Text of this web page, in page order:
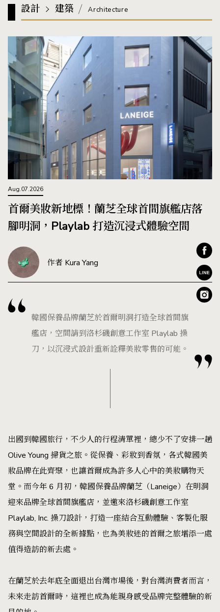
設計 建築 Architecture
Aug.07.2026
首爾美妝新地標！蘭芝全球首間旗艦店落
腳明洞，Playlab 打造沉浸式體驗空間
作者 Kura Yang
韓國保養品牌蘭芝於首爾明洞打造全球首間旗
艦店，空間請到洛杉磯創意工作室 Playlab 操
刀，以沉浸式設計重新詮釋美妝零售的可能。
出國到韓國旅行，不少人的行程清單裡，總少不了安排一趟
Olive Young 掃貨之旅。從保養、彩妝到香氛，各式韓國美
妝品牌在此齊聚，也讓首爾成為許多人心中的美妝購物天
堂。而今年 6 月初，韓國保養品牌蘭芝（Laneige）在明洞
迎來品牌全球首間旗艦店，並邀來洛杉磯創意工作室
Playlab, Inc. 操刀設計，打造一座結合互動體驗、客製化服
務與空間設計的全新據點，也為美妝迷的首爾之旅增添一處
值得造訪的新去處。
在蘭芝於去年底全面退出台灣市場後，對台灣消費者而言，
未來走訪首爾時，這裡也成為能親身感受品牌完整體驗的新